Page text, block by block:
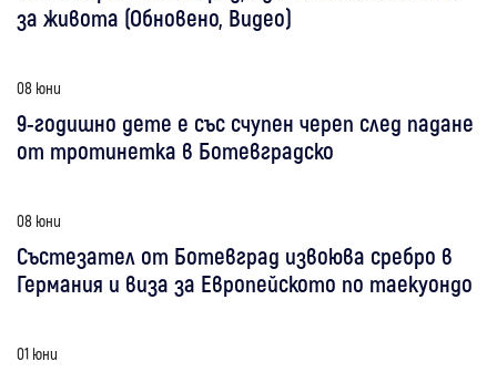
за живота (Обновено, Видео)
08 юни
9-годишно дете е със счупен череп след падане
от тротинетка в Ботевградско
08 юни
Състезател от Ботевград извоюва сребро в
Германия и виза за Европейското по таекуондо
01 юни